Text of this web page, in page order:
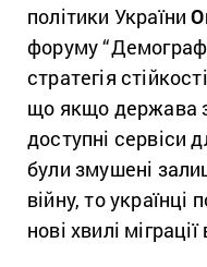
політики України
форуму
стратегія
що якщо держава
доступні сервіси
були змушені
війну, то українці
нові хвилі